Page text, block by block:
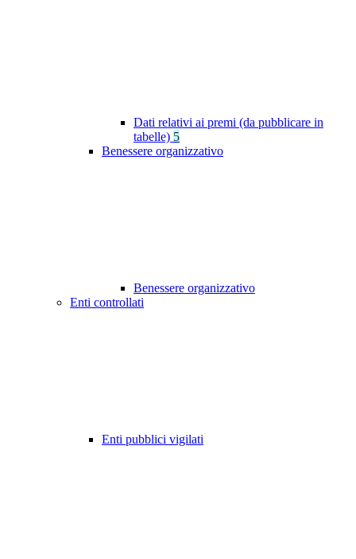
Dati relativi ai premi (da pubblicare in
tabelle) 5
Benessere organizzativo
Benessere organizzativo
Enti controllati
Enti pubblici vigilati